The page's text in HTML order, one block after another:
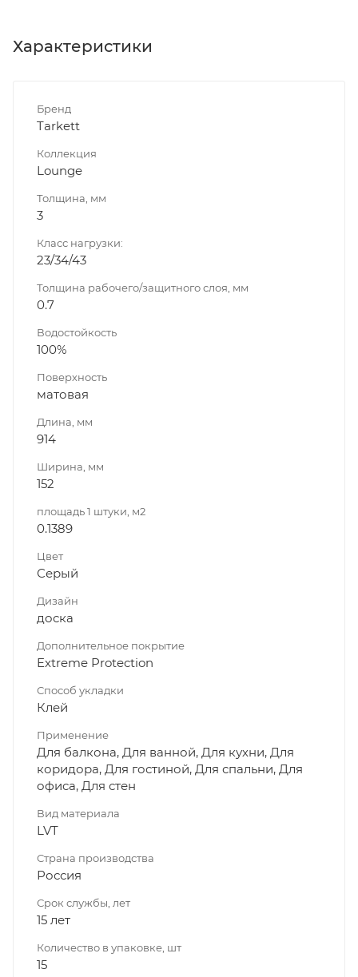
Характеристики
Бренд
Tarkett
Коллекция
Lounge
Толщина, мм
3
Класс нагрузки:
23/34/43
Толщина рабочего/защитного слоя, мм
0.7
Водостойкость
100%
Поверхность
матовая
Длина, мм
914
Ширина, мм
152
площадь 1 штуки, м2
0.1389
Цвет
Серый
Дизайн
доска
Дополнительное покрытие
Extreme Protection
Способ укладки
Клей
Применение
Для балкона, Для ванной, Для кухни, Для
коридора, Для гостиной, Для спальни, Для
офиса, Для стен
Вид материала
LVT
Страна производства
Россия
Срок службы, лет
15 лет
Количество в упаковке, шт
15